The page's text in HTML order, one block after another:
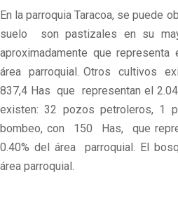
En la parroquia Taracoa, se puede
suelo son pastizales en su
aproximadamente que
área parroquial. Otros cultivos
837,4 Has que representan el
existen: 32 pozos petroleros, 1
bombeo, con 150 Has, que
0.40% del área parroquial. El
área parroquial.